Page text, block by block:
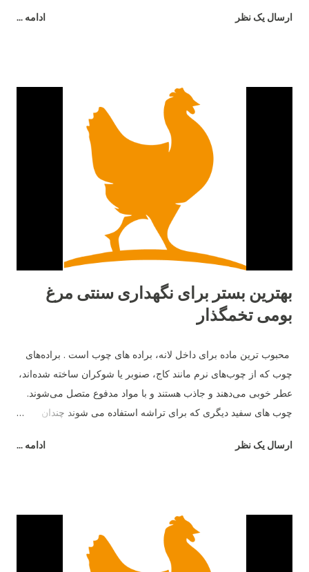
ارسال یک نظر ادامه ...
بهترین بستر برای نگهداری سنتی مرغ
بومی تخمگذار
محبوب ترین ماده برای داخل لانه، براده های چوب است . براده‌های
چوب که از چوب‌های نرم مانند کاج، صنوبر یا شوکران ساخته شده‌اند،
عطر خوبی می‌دهند و جاذب هستند و با مواد مدفوع متصل می‌شوند.
چوب های سفید دیگری که برای تراشه استفاده می شوند چندان
ارسال یک نظر ادامه ...